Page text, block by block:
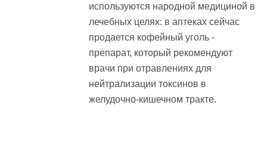
используются народной медициной в
лечебных целях: в аптеках сейчас
продается кофейный уголь -
препарат, который рекомендуют
врачи при отравлениях для
нейтрализации токсинов в
желудочно-кишечном тракте.